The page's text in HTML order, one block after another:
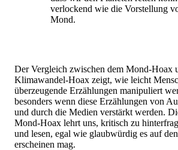
verlockend wie die Vorstellung
Mond.
Der Vergleich zwischen dem Mond-Hoax
Klimawandel-Hoax zeigt, wie leicht
überzeugende Erzählungen manipuliert
besonders wenn diese Erzählungen von
und durch die Medien verstärkt werden.
Mond-Hoax lehrt uns, kritisch zu
und lesen, egal wie glaubwürdig es auf
erscheinen mag.